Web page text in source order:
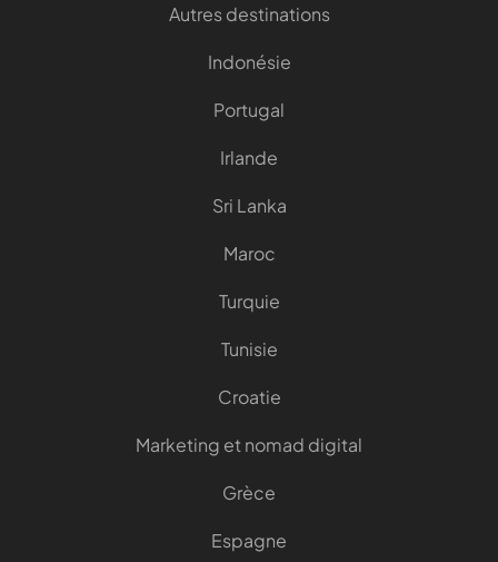
Autres destinations
Indonésie
Portugal
Irlande
Sri Lanka
Maroc
Turquie
Tunisie
Croatie
Marketing et nomad digital
Grèce
Espagne